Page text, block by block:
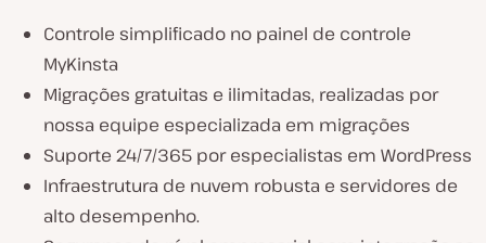
Controle simplificado no painel de controle
MyKinsta
Migrações gratuitas e ilimitadas, realizadas por
nossa equipe especializada em migrações
Suporte 24/7/365 por especialistas em WordPress
Infraestrutura de nuvem robusta e servidores de
alto desempenho.